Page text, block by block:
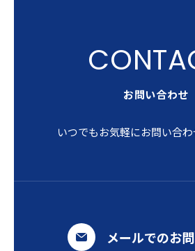
お問い合わせ
いつでもお気軽にお問い合わ
メールでのお